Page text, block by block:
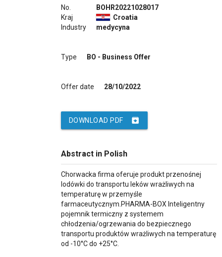
No.
Kraj
Industry
BOHR20221028017
Croatia
medycyna
Type BO - Business Offer
Offer date 28/10/2022
archive
DOWNLOAD PDF
Abstract in Polish
Chorwacka firma oferuje produkt przenośnej
lodówki do transportu leków wrażliwych na
temperaturę w przemyśle
farmaceutycznym.PHARMA-BOX Inteligentny
pojemnik termiczny z systemem
chłodzenia/ogrzewania do bezpiecznego
transportu produktów wrażliwych na temperaturę
od -10°C do +25°C.